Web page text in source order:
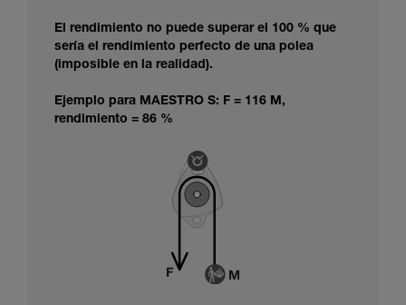
El rendimiento no puede superar el 100 % que
sería el rendimiento perfecto de una polea
(imposible en la realidad).
Ejemplo para MAESTRO S: F = 116 M,
rendimiento = 86 %